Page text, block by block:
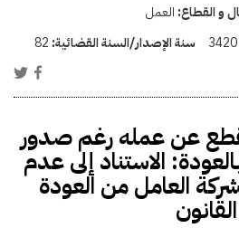
و القطاع: العمل
3420 سنة الإصدار/السنة القضائية: 82
عن عمله رغم صدور
الاستناد إلى عدم
العامل من العودة